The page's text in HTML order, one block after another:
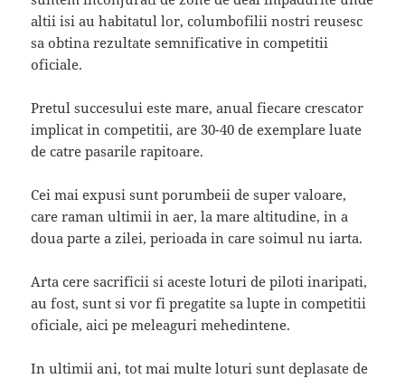
altii isi au habitatul lor, columbofilii nostri reusesc
sa obtina rezultate semnificative in competitii
oficiale.
Pretul succesului este mare, anual fiecare crescator
implicat in competitii, are 30-40 de exemplare luate
de catre pasarile rapitoare.
Cei mai expusi sunt porumbeii de super valoare,
care raman ultimii in aer, la mare altitudine, in a
doua parte a zilei, perioada in care soimul nu iarta.
Arta cere sacrificii si aceste loturi de piloti inaripati,
au fost, sunt si vor fi pregatite sa lupte in competitii
oficiale, aici pe meleaguri mehedintene.
In ultimii ani, tot mai multe loturi sunt deplasate de